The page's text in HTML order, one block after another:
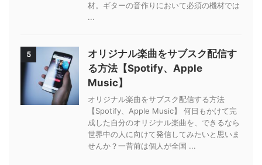
材。ギターの音作りにおいて必須の機材では
...
5
オリジナル楽曲をサブスク配信す
る方法【Spotify、Apple
Music】
オリジナル楽曲をサブスク配信する方法
【Spotify、Apple Music】 何日もかけて完
成した自分のオリジナル楽曲を、できるなら
世界中の人に向けて発信してみたいと思いま
せんか？一昔前は個人が全国 ...